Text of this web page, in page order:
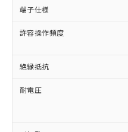
端子仕様
許容操作頻度
絶縁抵抗
耐電圧
当社制御機
本サービス
ことをご了承
在庫状況お
記載している
タに基づき作
覧された時
準価格とは異
非該当品：ライセ
害物質有無と関係
仕入先様の事情に
いたものが、含有
むを得ず変更する
鉛(Pb) 1000ppm以下、
六価クロム(Cr(Ⅵ))
類(PBB) 1000ppm以下、
(PBDE) 1000ppm以下、
「○」：最大均質
基準値以下である
「×」：最大均質材
基準値を超えてい
「－」：未確認で
い合わせください。
*中国RoHS10物質の基
Pb(鉛) :1000ppm、 Hg(
Cr(Ⅵ)(六価クロム) :
当社は、こ
為替および外
（以下｢規制
国政府の輸
可)を取得す